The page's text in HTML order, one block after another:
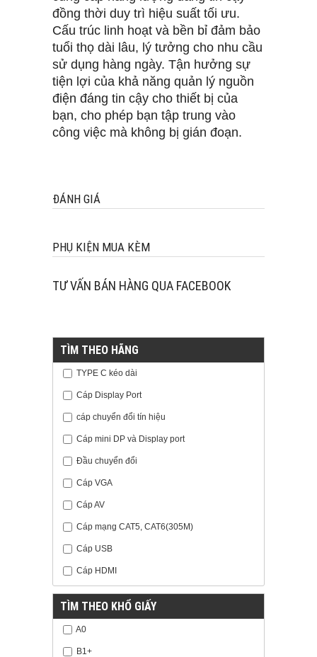
đồng thời duy trì hiệu suất tối ưu.
Cấu trúc linh hoạt và bền bỉ đảm bảo
tuổi thọ dài lâu, lý tưởng cho nhu cầu
sử dụng hàng ngày. Tận hưởng sự
tiện lợi của khả năng quản lý nguồn
điện đáng tin cậy cho thiết bị của
bạn, cho phép bạn tập trung vào
công việc mà không bị gián đoạn.
ĐÁNH GIÁ
PHỤ KIỆN MUA KÈM
TƯ VẤN BÁN HÀNG QUA FACEBOOK
TÌM THEO HÃNG
TYPE C kéo dài
Cáp Display Port
cáp chuyển đổi tín hiệu
Cáp mini DP và Display port
Đầu chuyển đổi
Cáp VGA
Cáp AV
Cáp mạng CAT5, CAT6(305M)
Cáp USB
Cáp HDMI
TÌM THEO KHỔ GIẤY
A0
B1+